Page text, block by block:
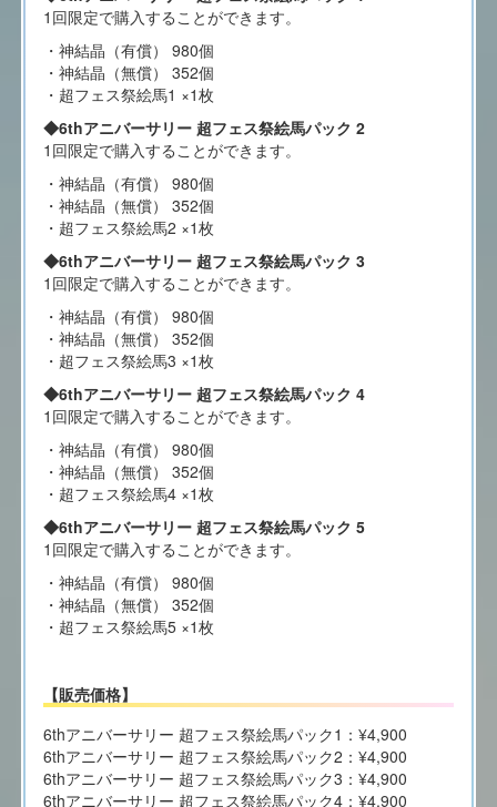
1回限定で購入することができます。
・神結晶（有償） 980個
・神結晶（無償） 352個
・超フェス祭絵馬1 ×1枚
◆6thアニバーサリー 超フェス祭絵馬パック 2
1回限定で購入することができます。
・神結晶（有償） 980個
・神結晶（無償） 352個
・超フェス祭絵馬2 ×1枚
◆6thアニバーサリー 超フェス祭絵馬パック 3
1回限定で購入することができます。
・神結晶（有償） 980個
・神結晶（無償） 352個
・超フェス祭絵馬3 ×1枚
◆6thアニバーサリー 超フェス祭絵馬パック 4
1回限定で購入することができます。
・神結晶（有償） 980個
・神結晶（無償） 352個
・超フェス祭絵馬4 ×1枚
◆6thアニバーサリー 超フェス祭絵馬パック 5
1回限定で購入することができます。
・神結晶（有償） 980個
・神結晶（無償） 352個
・超フェス祭絵馬5 ×1枚
【販売価格】
6thアニバーサリー 超フェス祭絵馬パック1：¥4,900
6thアニバーサリー 超フェス祭絵馬パック2：¥4,900
6thアニバーサリー 超フェス祭絵馬パック3：¥4,900
6thアニバーサリー 超フェス祭絵馬パック4：¥4,900